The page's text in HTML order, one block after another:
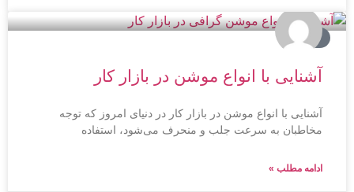
تبلیغات
آشنایی با انواع موشن در بازار کار
آشنایی با انواع موشن در بازار کار در دنیای امروز که توجه
مخاطبان به سرعت جلب و منحرف می‌شود، استفاده
ادامه مطلب »